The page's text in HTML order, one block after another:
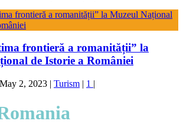
frontieră a romanității” la
de Istorie a României
May 2, 2023 | Turism | 1 |